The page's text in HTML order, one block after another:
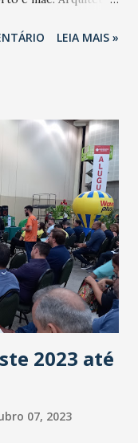
apresenta
no piso térreo do
intitulado
pela renomada
Esta edificação
parceria com a
em menos de uma
local e à economia
espaço que reflete
repouso,
LEIA MAIS »
2023 até
07, 2023